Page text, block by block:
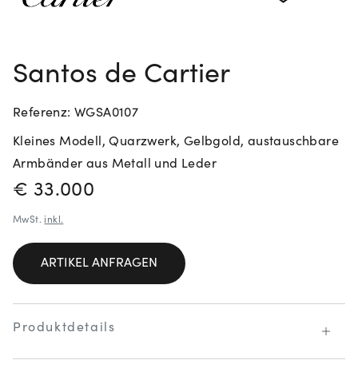
Santos de Cartier
Referenz: WGSA0107
Kleines Modell, Quarzwerk, Gelbgold, austauschbare
Armbänder aus Metall und Leder
PREISINFORMATIONEN
€ 33.000
MwSt. inkl.
ARTIKEL ANFRAGEN
Produktdetails